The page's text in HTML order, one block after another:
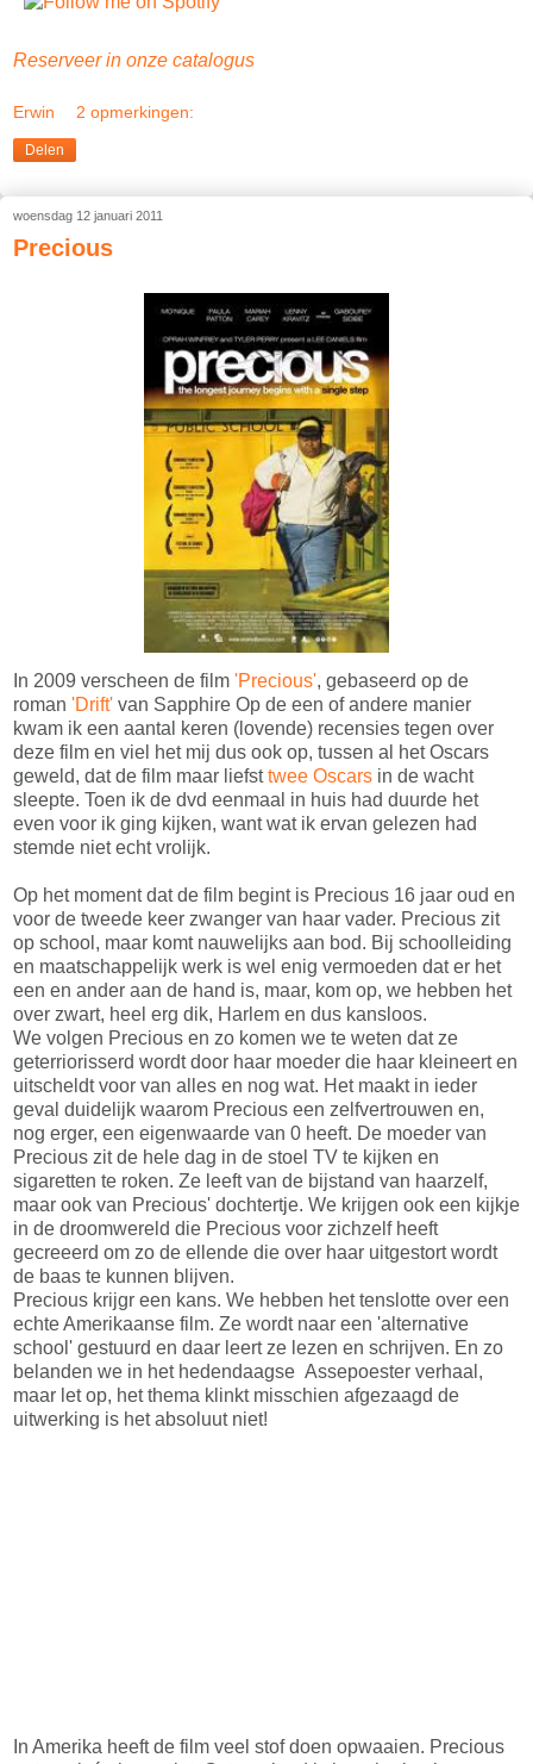
Reserveer in onze catalogus
Erwin 2 opmerkingen:
Delen
woensdag 12 januari 2011
Precious
In 2009 verscheen de film 'Precious', gebaseerd op de
roman 'Drift' van Sapphire Op de een of andere manier
kwam ik een aantal keren (lovende) recensies tegen over
deze film en viel het mij dus ook op, tussen al het Oscars
geweld, dat de film maar liefsttwee Oscars in de wacht
sleepte. Toen ik de dvd eenmaal in huis had duurde het
even voor ik ging kijken, want wat ik ervan gelezen had
stemde niet echt vrolijk.
Op het moment dat de film begint is Precious 16 jaar oud en
voor de tweede keer zwanger van haar vader. Precious zit
op school, maar komt nauwelijks aan bod. Bij schoolleiding
en maatschappelijk werk is wel enig vermoeden dat er het
een en ander aan de hand is, maar, kom op, we hebben het
over zwart, heel erg dik, Harlem en dus kansloos.
We volgen Precious en zo komen we te weten dat ze
geterriorisserd wordt door haar moeder die haar kleineert en
uitscheldt voor van alles en nog wat. Het maakt in ieder
geval duidelijk waarom Precious een zelfvertrouwen en,
nog erger, een eigenwaarde van 0 heeft. De moeder van
Precious zit de hele dag in de stoel TV te kijken en
sigaretten te roken. Ze leeft van de bijstand van haarzelf,
maar ook van Precious' dochtertje. We krijgen ook een kijkje
in de droomwereld die Precious voor zichzelf heeft
gecreeerd om zo de ellende die over haar uitgestort wordt
de baas te kunnen blijven.
Precious krijgr een kans. We hebben het tenslotte over een
echte Amerikaanse film. Ze wordt naar een 'alternative
school' gestuurd en daar leert ze lezen en schrijven. En zo
belanden we in het hedendaagse Assepoester verhaal,
maar let op, het thema klinkt misschien afgezaagd de
uitwerking is het absoluut niet!
In Amerika heeft de film veel stof doen opwaaien. Precious